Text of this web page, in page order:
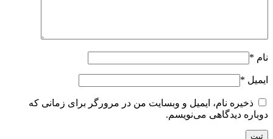
نام *
ایمیل *
ذخیره نام، ایمیل و وبسایت من در مرورگر برای زمانی که
دوباره دیدگاهی می‌نویسم.